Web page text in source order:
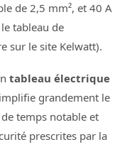
de 2,5 mm², et 40 A
tableau de
sur le site Kelwatt).
tableau électrique
grandement le
temps notable et
prescrites par la